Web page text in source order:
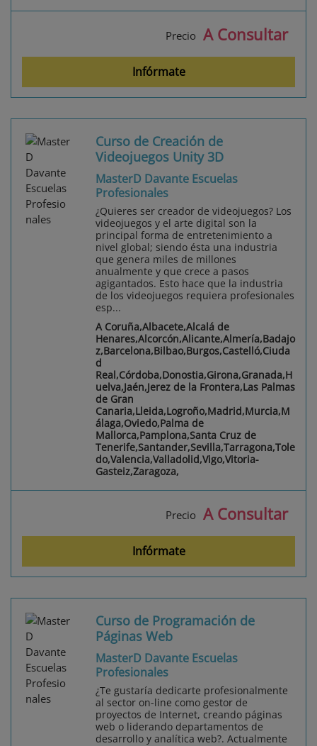
Precio A Consultar
Infórmate
Curso de Creación de
Videojuegos Unity 3D
MasterD Davante Escuelas
Profesionales
¿Quieres ser creador de videojuegos? Los
videojuegos y el arte digital son la
principal forma de entretenimiento a
nivel global; siendo ésta una industria
que genera miles de millones
anualmente y que crece a pasos
agigantados. Esto hace que la industria
de los videojuegos requiera profesionales
esp...
A Coruña,Albacete,Alcalá de
Henares,Alcorcón,Alicante,Almería,Badajo
z,Barcelona,Bilbao,Burgos,Castelló,Ciuda
d
Real,Córdoba,Donostia,Girona,Granada,H
uelva,Jaén,Jerez de la Frontera,Las Palmas
de Gran
Canaria,Lleida,Logroño,Madrid,Murcia,M
álaga,Oviedo,Palma de
Mallorca,Pamplona,Santa Cruz de
Tenerife,Santander,Sevilla,Tarragona,Tole
do,Valencia,Valladolid,Vigo,Vitoria-
Gasteiz,Zaragoza,
Precio A Consultar
Infórmate
Curso de Programación de
Páginas Web
MasterD Davante Escuelas
Profesionales
¿Te gustaría dedicarte profesionalmente
al sector on-line como gestor de
proyectos de Internet, creando páginas
web o liderando departamentos de
desarrollo y analítica web?. Actualmente